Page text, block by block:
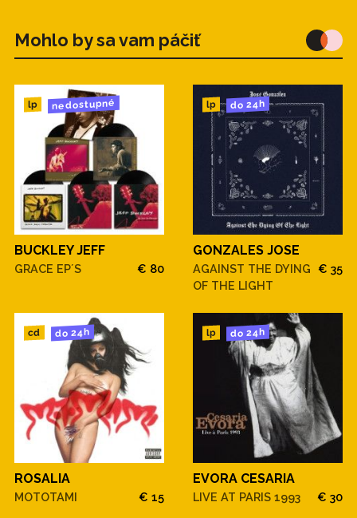
Mohlo by sa vam páčiť
lp nedostupné
BUCKLEY JEFF
GRACE EP´S € 80
lp do 24h
GONZALES JOSE
AGAINST THE DYING
OF THE LIGHT
€ 35
cd do 24h
ROSALIA
MOTOTAMI € 15
lp do 24h
EVORA CESARIA
LIVE AT PARIS 1993 € 30